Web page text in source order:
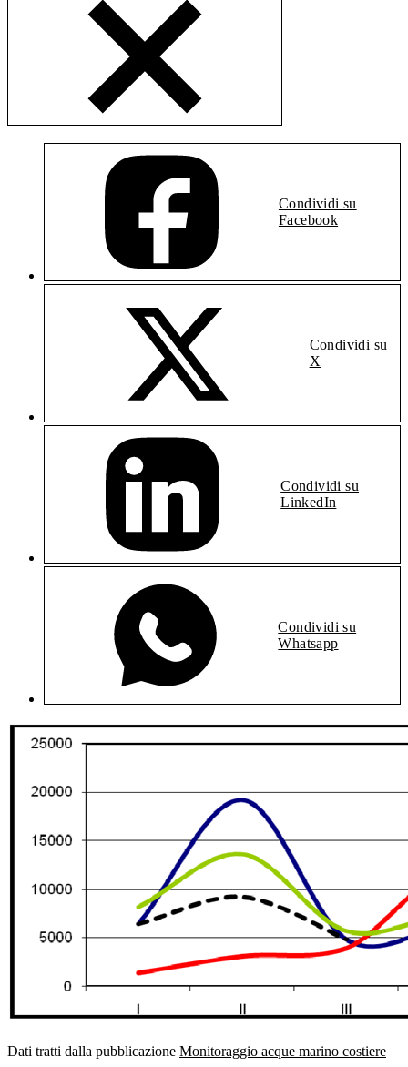
Condividi su
Facebook
Condividi su
X
Condividi su
LinkedIn
Condividi su
Whatsapp
Dati tratti dalla pubblicazione Monitoraggio acque marino costiere